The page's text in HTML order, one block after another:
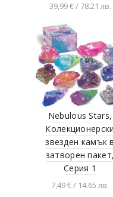
Castorland
Chipolino
Cimbari
Classic world
Djeco
Domus kits
DorJan
E&L Company
Eccoifer Abrick
Ecoiffier
39,99 € / 78.21 лв.
Добавяне в
количката
Nebulous Stars,
Колекционерски
звезден камък в
затворен пакет,
Серия 1
7,49 € / 14.65 лв.